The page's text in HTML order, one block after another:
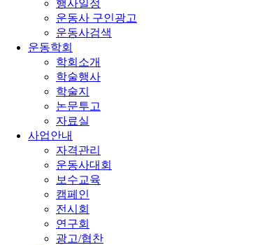
행사일정
운동사 구인광고
운동사검색
운동학회
학회소개
학술행사
학술지
논문투고
자료실
사업안내
자격관리
운동사대회
보수교육
캠페인
전시회
연구회
광고/협찬